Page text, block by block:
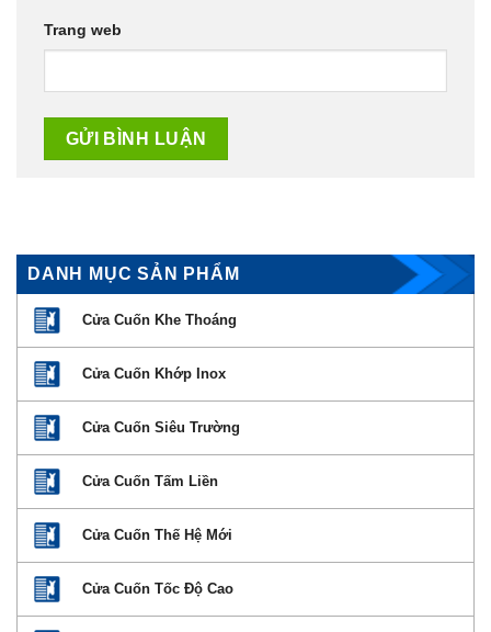
Trang web
DANH MỤC SẢN PHẨM
Cửa Cuốn Khe Thoáng
Cửa Cuốn Khớp Inox
Cửa Cuốn Siêu Trường
Cửa Cuốn Tấm Liền
Cửa Cuốn Thế Hệ Mới
Cửa Cuốn Tốc Độ Cao